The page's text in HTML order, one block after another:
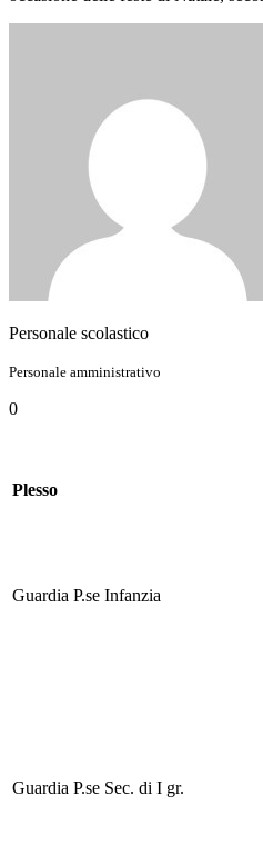
Personale scolastico
Personale amministrativo
0
Plesso
Guardia P.se Infanzia
Guardia P.se Sec. di I gr.